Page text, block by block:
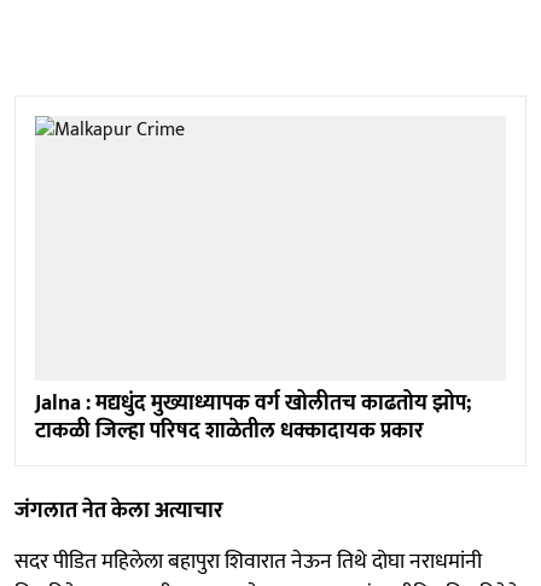
Jalna : मद्यधुंद मुख्याध्यापक वर्ग खोलीतच काढतोय झोप;
टाकळी जिल्हा परिषद शाळेतील धक्कादायक प्रकार
जंगलात नेत केला अत्याचार
सदर पीडित महिलेला बहापुरा शिवारात नेऊन तिथे दोघा नराधमांनी